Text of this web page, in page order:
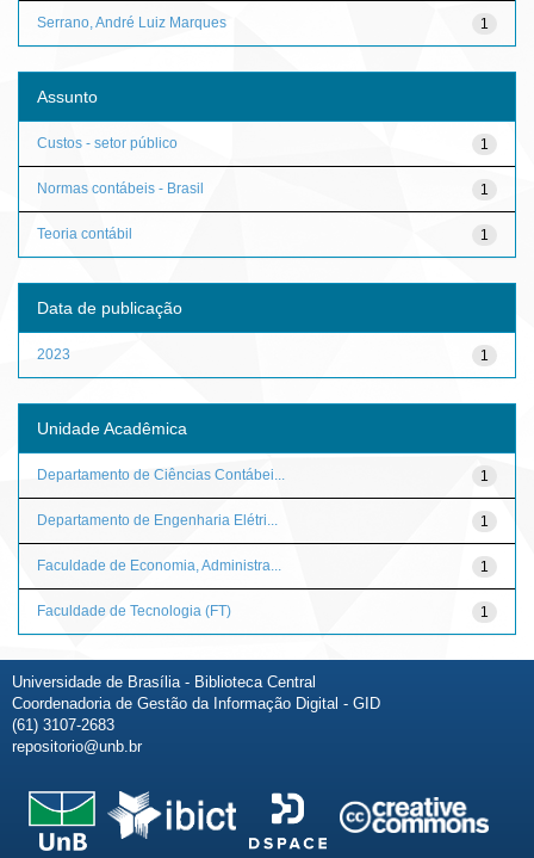
1
Serrano, André Luiz Marques
Assunto
1
Custos - setor público
1
Normas contábeis - Brasil
1
Teoria contábil
Data de publicação
1
2023
Unidade Acadêmica
1
Departamento de Ciências Contábei...
1
Departamento de Engenharia Elétri...
1
Faculdade de Economia, Administra...
1
Faculdade de Tecnologia (FT)
Universidade de Brasília - Biblioteca Central
Coordenadoria de Gestão da Informação Digital - GID
(61) 3107-2683
repositorio@unb.br